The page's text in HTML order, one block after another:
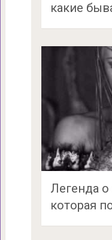
какие
Легенда
которая